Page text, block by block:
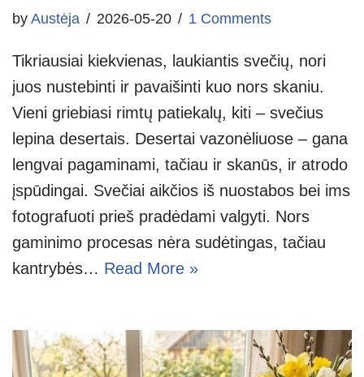
by Austėja 2026-05-20 1 Comments
Tikriausiai kiekvienas, laukiantis svečių, nori
juos nustebinti ir pavaišinti kuo nors skaniu.
Vieni griebiasi rimtų patiekalų, kiti – svečius
lepina desertais. Desertai vazonėliuose – gana
lengvai pagaminami, tačiau ir skanūs, ir atrodo
įspūdingai. Svečiai aikčios iš nuostabos bei ims
fotografuoti prieš pradėdami valgyti. Nors
gaminimo procesas nėra sudėtingas, tačiau
kantrybės… Read More »